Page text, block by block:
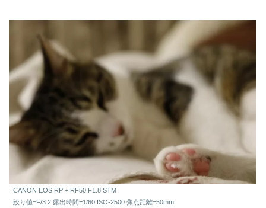
CANON EOS RP + RF50 F1.8 STM
絞り値=F/3.2 露出時間=1/60 ISO-2500 焦点距離=50mm